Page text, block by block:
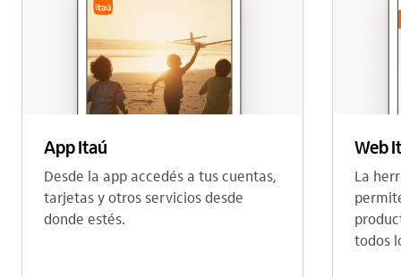
App Itaú
Desde la app accedés a tus cuentas,
tarjetas y otros servicios desde
donde estés.
Web
La
todos